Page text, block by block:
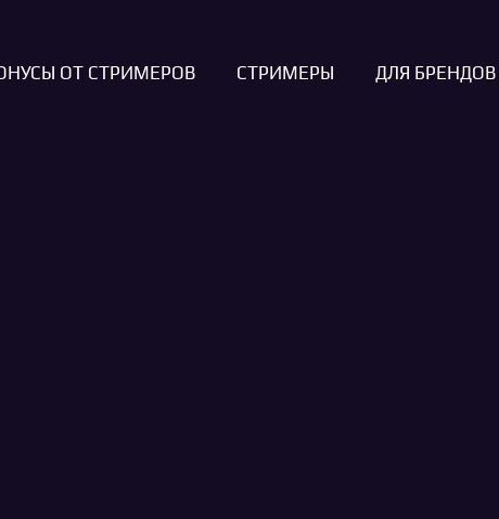
ОТ СТРИМЕРОВ СТРИМЕРЫ ДЛЯ БРЕНДОВ